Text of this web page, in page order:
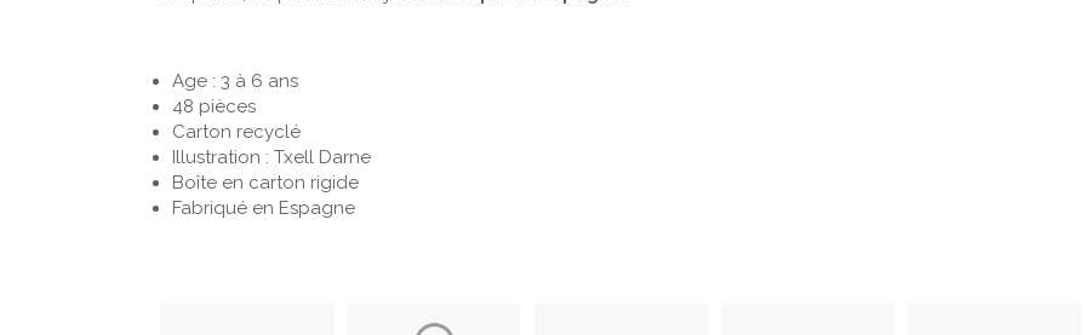
Age : 3 à 6 ans
48 pièces
Carton recyclé
Illustration : Txell Darne
Boîte en carton rigide
Fabriqué en Espagne